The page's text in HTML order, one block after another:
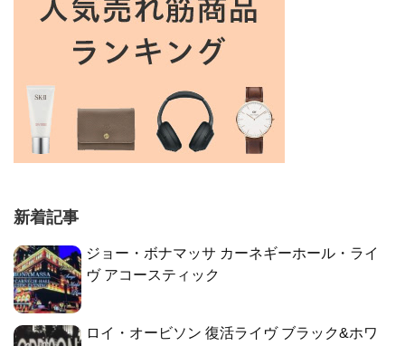
新着記事
ジョー・ボナマッサ カーネギーホール・ライ
ヴ アコースティック
ロイ・オービソン 復活ライヴ ブラック&ホワ